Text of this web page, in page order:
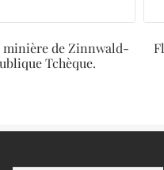
minière de Zinnwald-
Tchèque.